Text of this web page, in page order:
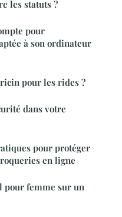
les statuts ?
pour
à son ordinateur
pour les rides ?
dans votre
pour protéger
en ligne
pour femme sur un